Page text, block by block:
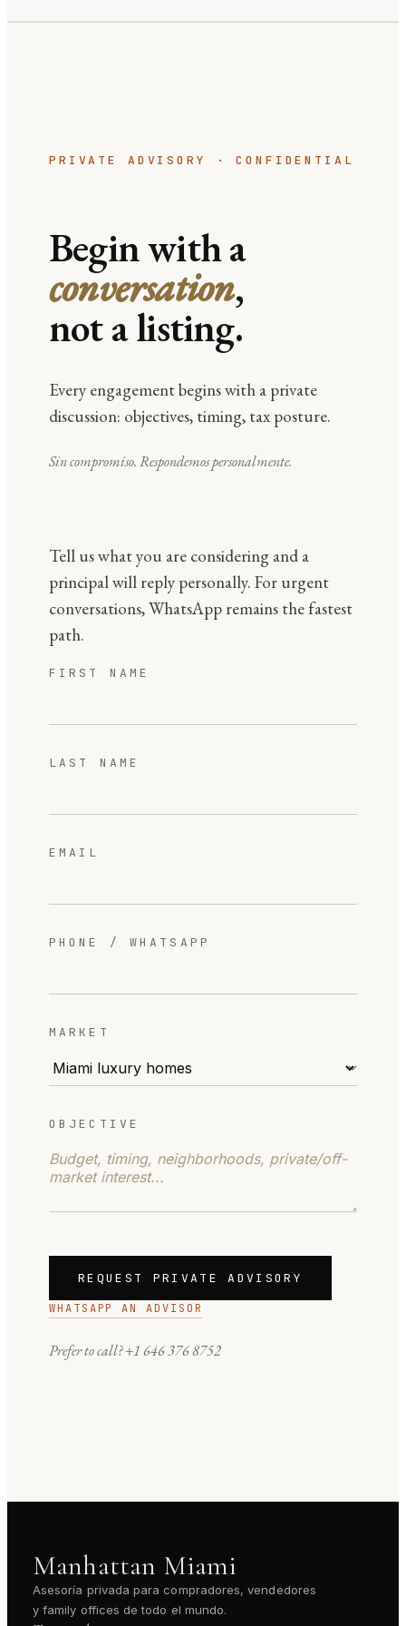
PRIVATE ADVISORY · CONFIDENTIAL
Begin with a
conversation,
not a listing.
Every engagement begins with a private
discussion: objectives, timing, tax posture.
Sin compromiso. Respondemos personalmente.
Tell us what you are considering and a
principal will reply personally. For urgent
conversations, WhatsApp remains the fastest
path.
FIRST NAME
LAST NAME
EMAIL
PHONE / WHATSAPP
MARKET
OBJECTIVE
REQUEST PRIVATE ADVISORY
WHATSAPP AN ADVISOR
Prefer to call?+1 646 376 8752
Manhattan Miami
Asesoría privada para compradores, vendedores
y family offices de todo el mundo.